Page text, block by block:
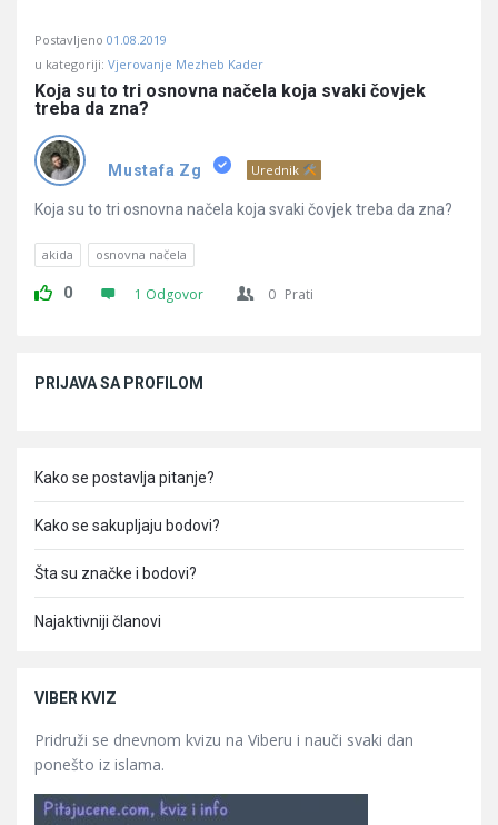
Učene
Latest
Pitanja
Postavljeno 01.08.2019
u kategoriji: Vjerovanje Mezheb Kader
Koja su to tri osnovna načela koja svaki čovjek
treba da zna?
Mustafa Zg Urednik
Koja su to tri osnovna načela koja svaki čovjek treba da zna?
akida osnovna načela
0 1 Odgovor 0 Prati
PRIJAVA SA PROFILOM
Kako se postavlja pitanje?
Kako se sakupljaju bodovi?
Šta su značke i bodovi?
Najaktivniji članovi
VIBER KVIZ
Pridruži se dnevnom kvizu na Viberu i nauči svaki dan
ponešto iz islama.